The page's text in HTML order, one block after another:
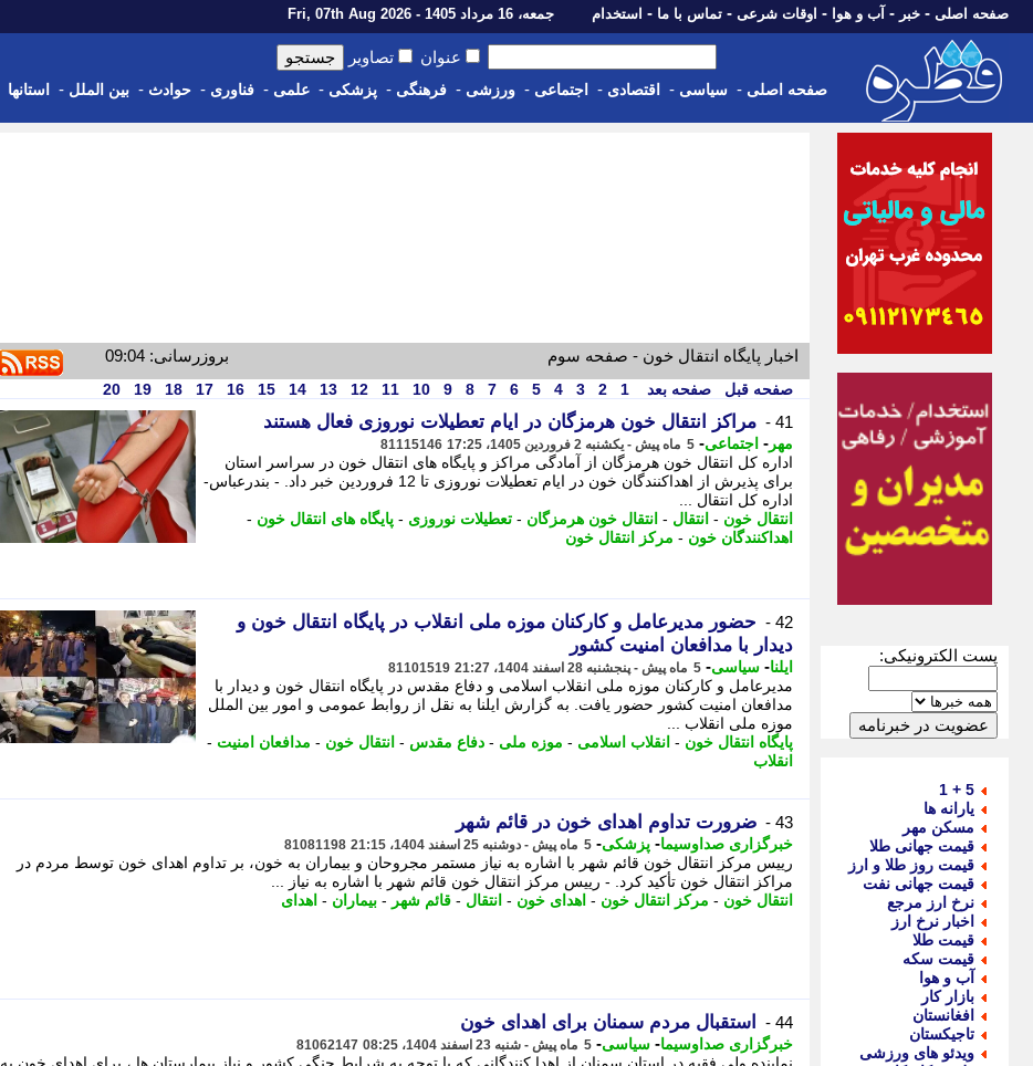
صفحه اصلی - خبر - آب و هوا - اوقات شرعی - تماس با ما - استخدام جمعه، 16 مرداد 1405 - Fri, 07th Aug 2026
عنوان تصاویر
صفحه اصلی - سیاسی - اقتصادی - اجتماعی - ورزشی - فرهنگی - پزشکی - علمی - فناوری - حوادث - بین الملل - استانها
پست الکترونیکی:
5 + 1
یارانه ها
مسکن مهر
قیمت جهانی طلا
قیمت روز طلا و ارز
قیمت جهانی نفت
نرخ ارز مرجع
اخبار نرخ ارز
قیمت طلا
قیمت سکه
آب و هوا
بازار کار
افغانستان
تاجیکستان
ویدئو های ورزشی
اخبار پایگاه انتقال خون - صفحه سوم بروزرسانی: 09:04
صفحه قبل صفحه بعد 1
2
3
4
5
6
7
8
9
10
11
12
13
14
15
16
17
18
19
20
41 - مراکز انتقال خون هرمزگان در ایام تعطیلات نوروزی فعال هستند
مهر - اجتماعی- 5 ماه پیش - یکشنبه 2 فروردین 1405، 17:25 81115146
اداره کل انتقال خون هرمزگان از آمادگی مراکز و پایگاه های انتقال خون در سراسر استان
برای پذیرش از اهداکنندگان خون در ایام تعطیلات نوروزی تا 12 فروردین خبر داد. - بندرعباس-
اداره کل انتقال ...
انتقال خون - انتقال - انتقال خون هرمزگان - تعطیلات نوروزی - پایگاه های انتقال خون -
اهداکنندگان خون - مرکز انتقال خون
42 -
حضور مدیرعامل و کارکنان موزه ملی انقلاب در پایگاه انتقال خون و
دیدار با مدافعان امنیت کشور
ایلنا- سیاسی- 5 ماه پیش - پنجشنبه 28 اسفند 1404، 21:27 81101519
مدیرعامل و کارکنان موزه ملی انقلاب اسلامی و دفاع مقدس در پایگاه انتقال خون و دیدار با
مدافعان امنیت کشور حضور یافت. به گزارش ایلنا به نقل از روابط عمومی و امور بین الملل
موزه ملی انقلاب ...
پایگاه انتقال خون - انقلاب اسلامی - موزه ملی - دفاع مقدس - انتقال خون - مدافعان امنیت -
انقلاب
43 - ضرورت تداوم اهدای خون در قائم شهر
خبرگزاری صداوسیما- پزشکی- 5 ماه پیش - دوشنبه 25 اسفند 1404، 21:15 81081198
رییس مرکز انتقال خون قائم شهر با اشاره به نیاز مستمر مجروحان و بیماران به خون، بر تداوم اهدای خون توسط مردم در
مراکز انتقال خون تأکید کرد. - رییس مرکز انتقال خون قائم شهر با اشاره به نیاز ...
انتقال خون - مرکز انتقال خون - اهدای خون - انتقال - قائم شهر - بیماران - اهدای
44 - استقبال مردم سمنان برای اهدای خون
خبرگزاری صداوسیما- سیاسی- 5 ماه پیش - شنبه 23 اسفند 1404، 08:25 81062147